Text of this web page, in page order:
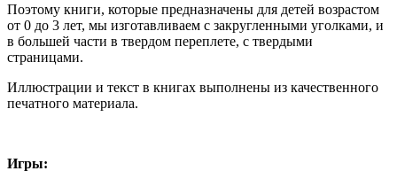
Поэтому книги, которые предназначены для детей возрастом
от 0 до 3 лет, мы изготавливаем с закругленными уголками, и
в большей части в твердом переплете, с твердыми
страницами.
Иллюстрации и текст в книгах выполнены из качественного
печатного материала.
Игры: